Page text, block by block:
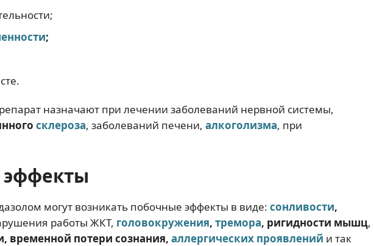
;
назначают при лечении заболеваний нервной системы,
склероза, заболеваний печени, алкоголизма, при
могут возникать побочные эффекты в виде: сонливости,
работы ЖКТ, головокружения, тремора, ригидности мышц,
временной потери сознания, аллергических проявлений и так